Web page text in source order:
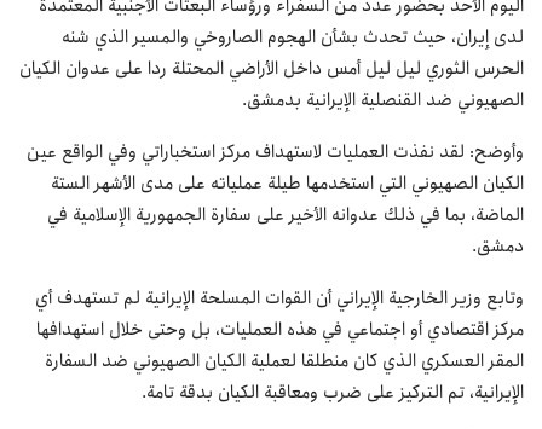
اليوم الأحد بحضور عدد من السفراء ورؤساء البعثات الأجنبية المعتمدة
لدى إيران، حيث تحدث بشأن الهجوم الصاروخي والمسير الذي شنه
الحرس الثوري ليل ليل أمس داخل الأراضي المحتلة ردا على عدوان الكيان
الصهيوني ضد القنصلية الإيرانية بدمشق.
وأوضح: لقد نفذت العمليات لاستهداف مركز استخباراتي وفي الواقع عين
الكيان الصهيوني التي استخدمها طيلة عملياته على مدى الأشهر الستة
الماضة، بما في ذلك عدوانه الأخير على سفارة الجمهورية الإسلامية في
دمشق.
وتابع وزير الخارجية الإيراني أن القوات المسلحة الإيرانية لم تستهدف أي
مركز اقتصادي أو اجتماعي في هذه العمليات، بل وحتى خلال استهدافها
المقر العسكري الذي كان منطلقا لعملية الكيان الصهيوني ضد السفارة
الإيرانية، تم التركيز على ضرب ومعاقبة الكيان بدقة تامة.